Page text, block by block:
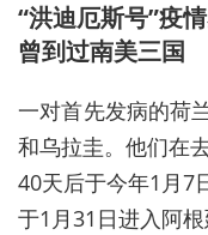
“洪迪厄斯号”疫
曾到过南美三国
一对首先发病的荷
和乌拉圭。他们在
40天后于今年1月7
于1月31日进入阿